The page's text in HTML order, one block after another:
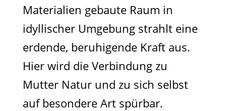
Materialien gebaute Raum in
idyllischer Umgebung strahlt eine
erdende, beruhigende Kraft aus.
Hier wird die Verbindung zu
Mutter Natur und zu sich selbst
auf besondere Art spürbar.